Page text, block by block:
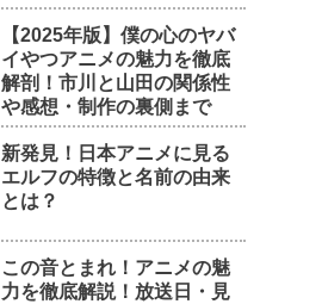
り
【2025年版】僕の心のヤバ
イやつアニメの魅力を徹底
解剖！市川と山田の関係性
や感想・制作の裏側まで
新発見！日本アニメに見る
エルフの特徴と名前の由来
とは？
この音とまれ！アニメの魅
力を徹底解説！放送日・見